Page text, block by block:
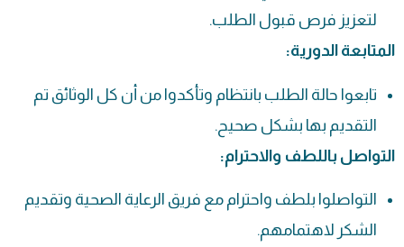
لتعزيز فرص قبول الطلب.
المتابعة الدورية:
تابعوا حالة الطلب بانتظام وتأكدوا من أن كل الوثائق تم
التقديم بها بشكل صحيح.
التواصل باللطف والاحترام:
التواصلوا بلطف واحترام مع فريق الرعاية الصحية وتقديم
الشكر لاهتمامهم.